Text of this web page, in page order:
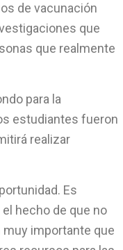
de vacunación
que
que realmente
para la
estudiantes fueron
realizar
Es
hecho de que no
importante que